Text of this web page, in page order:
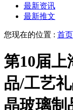
最新资讯
最新推文
您现在的位置 : 首页
第10届上
品/工艺
晶玻璃制